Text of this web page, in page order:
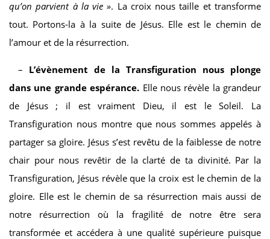
qu’on parvient à la vie ». La croix nous taille et transforme
tout. Portons-la à la suite de Jésus. Elle est le chemin de
l’amour et de la résurrection.
– L’évènement de la Transfiguration nous plonge
dans une grande espérance. Elle nous révèle la grandeur
de Jésus ; il est vraiment Dieu, il est le Soleil. La
Transfiguration nous montre que nous sommes appelés à
partager sa gloire. Jésus s’est revêtu de la faiblesse de notre
chair pour nous revêtir de la clarté de ta divinité. Par la
Transfiguration, Jésus révèle que la croix est le chemin de la
gloire. Elle est le chemin de sa résurrection mais aussi de
notre résurrection où la fragilité de notre être sera
transformée et accédera à une qualité supérieure puisque